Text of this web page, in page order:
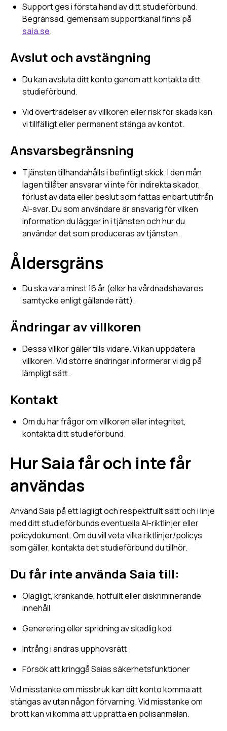
Support ges i första hand av ditt studieförbund.
Begränsad, gemensam supportkanal finns på
saia.se.
Avslut och avstängning
Du kan avsluta ditt konto genom att kontakta ditt
studieförbund.
Vid överträdelser av villkoren eller risk för skada kan
vi tillfälligt eller permanent stänga av kontot.
Ansvarsbegränsning
Tjänsten tillhandahålls i befintligt skick. I den mån
lagen tillåter ansvarar vi inte för indirekta skador,
förlust av data eller beslut som fattas enbart utifrån
AI-svar. Du som användare är ansvarig för vilken
information du lägger in i tjänsten och hur du
använder det som produceras av tjänsten.
Åldersgräns
Du ska vara minst 16 år (eller ha vårdnadshavares
samtycke enligt gällande rätt).
Ändringar av villkoren
Dessa villkor gäller tills vidare. Vi kan uppdatera
villkoren. Vid större ändringar informerar vi dig på
lämpligt sätt.
Kontakt
Om du har frågor om villkoren eller integritet,
kontakta ditt studieförbund.
Hur Saia får och inte får
användas
Använd Saia på ett lagligt och respektfullt sätt och i linje
med ditt studieförbunds eventuella AI-riktlinjer eller
policydokument. Om du vill veta vilka riktlinjer/policys
som gäller, kontakta det studieförbund du tillhör.
Du får inte använda Saia till:
Olagligt, kränkande, hotfullt eller diskriminerande
innehåll
Generering eller spridning av skadlig kod
Intrång i andras upphovsrätt
Försök att kringgå Saias säkerhetsfunktioner
Vid misstanke om missbruk kan ditt konto komma att
stängas av utan någon förvarning. Vid misstanke om
brott kan vi komma att upprätta en polisanmälan.